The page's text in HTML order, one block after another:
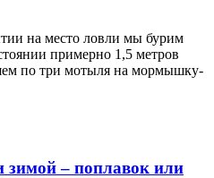
на место ловли мы бурим
примерно 1,5 метров
по три мотыля на мормышку-
зимой – поплавок или